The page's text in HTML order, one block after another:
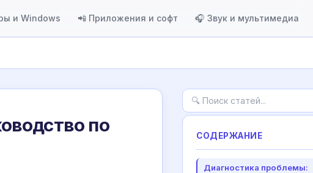
и Windows 📲 Приложения и софт 🎧 Звук и мультимедиа
по
СОДЕРЖАНИЕ
Диагностика проблемы: